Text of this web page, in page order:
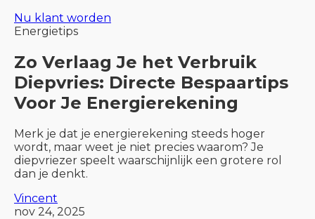
Nu klant worden
Energietips
Zo Verlaag Je het Verbruik
Diepvries: Directe Bespaartips
Voor Je Energierekening
Merk je dat je energierekening steeds hoger
wordt, maar weet je niet precies waarom? Je
diepvriezer speelt waarschijnlijk een grotere rol
dan je denkt.
Vincent
nov 24, 2025